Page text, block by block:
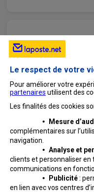
Le respect de votre
Pour améliorer votre
partenaires utilisent des
Les finalités des cookies
•
Mesure
complémentaires sur
navigation.
•Analyse et
clients et personnaliser en
communications en
•
Publicité:
en lien avec vos centres